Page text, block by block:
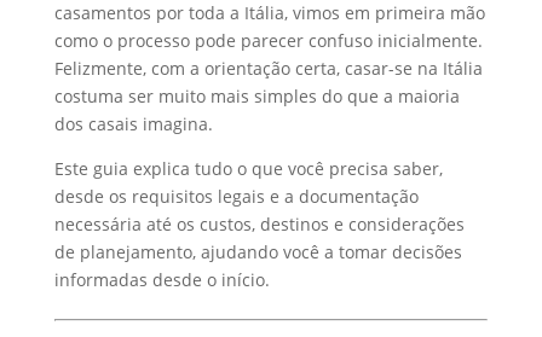
casamentos por toda a Itália, vimos em primeira mão
como o processo pode parecer confuso inicialmente.
Felizmente, com a orientação certa, casar-se na Itália
costuma ser muito mais simples do que a maioria
dos casais imagina.
Este guia explica tudo o que você precisa saber,
desde os requisitos legais e a documentação
necessária até os custos, destinos e considerações
de planejamento, ajudando você a tomar decisões
informadas desde o início.